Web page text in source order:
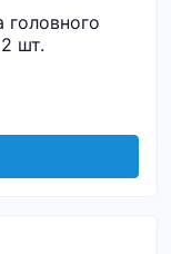
головного
шт.